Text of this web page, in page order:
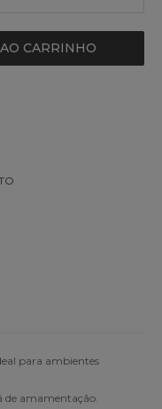
CARRINHO
para ambientes
de amamentação.